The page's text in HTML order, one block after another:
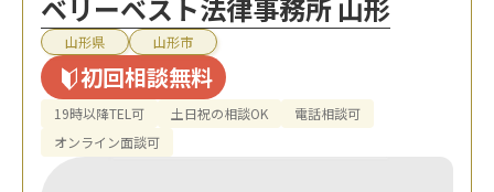
ベリーベスト法律事務所 山形
山形県 山形市
初回相談無料
19時以降TEL可 土日祝の相談OK
電話相談可
オンライン面談可